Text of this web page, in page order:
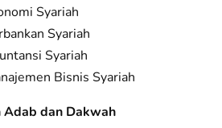
Syariah
Syariah
Syariah
Bisnis Syariah
dan Dakwah